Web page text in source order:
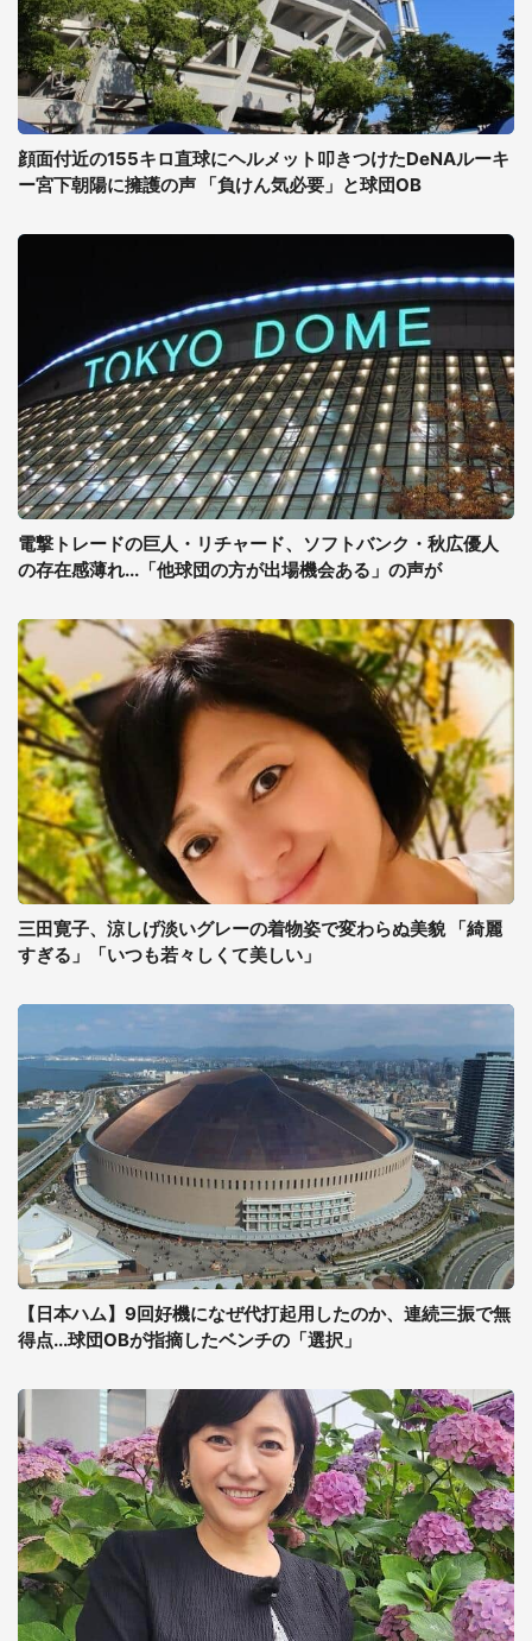
顔面付近の155キロ直球にヘルメット叩きつけたDeNAルーキ
ー宮下朝陽に擁護の声 「負けん気必要」と球団OB
電撃トレードの巨人・リチャード、ソフトバンク・秋広優人
の存在感薄れ...「他球団の方が出場機会ある」の声が
三田寛子、涼しげ淡いグレーの着物姿で変わらぬ美貌 「綺麗
すぎる」「いつも若々しくて美しい」
【日本ハム】9回好機になぜ代打起用したのか、連続三振で無
得点...球団OBが指摘したベンチの「選択」